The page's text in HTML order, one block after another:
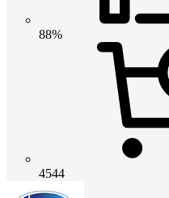
88%
4544